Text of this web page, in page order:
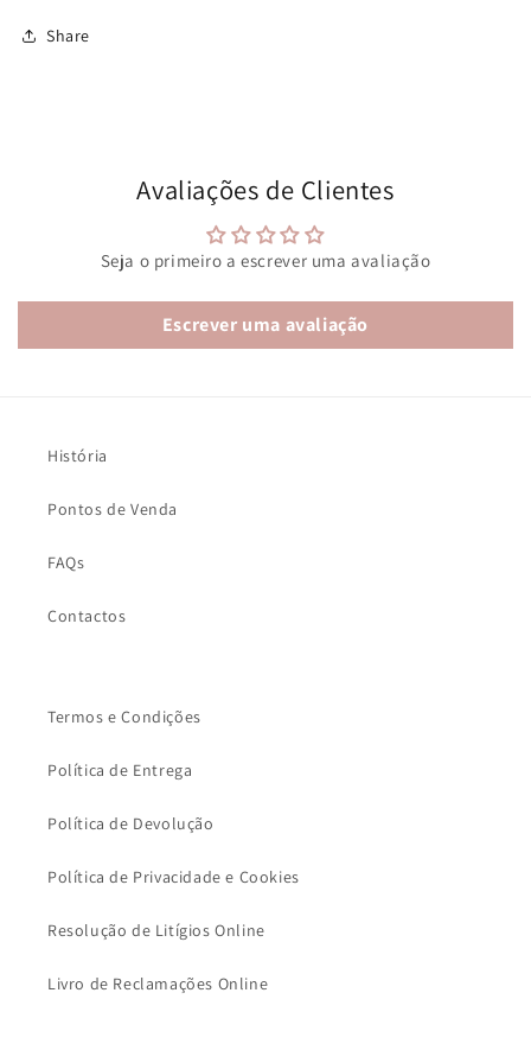
Share
Avaliações de Clientes
Seja o primeiro a escrever uma avaliação
Escrever uma avaliação
História
Pontos de Venda
FAQs
Contactos
Termos e Condições
Política de Entrega
Política de Devolução
Política de Privacidade e Cookies
Resolução de Litígios Online
Livro de Reclamações Online